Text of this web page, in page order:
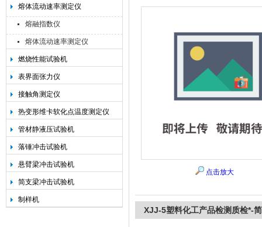
熔体流动速率测定仪
熔融指数仪
熔体流动速率测定仪
燃烧性能试验机
表界面张力仪
接触角测定仪
热变形维卡软化点温度测定仪
管材静液压试验机
落锤冲击试验机
悬臂梁冲击试验机
简支梁冲击试验机
制样机
点击放大
XJJ-5塑料化工产品检测质检*-